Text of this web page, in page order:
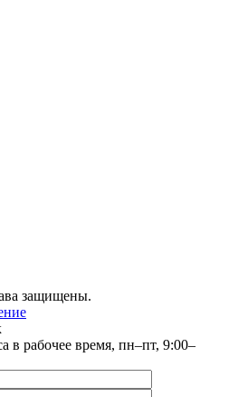
защищены.
в рабочее время, пн–пт, 9:00–